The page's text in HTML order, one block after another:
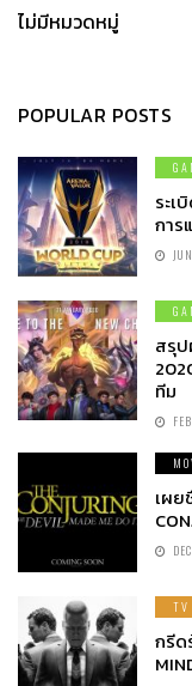
ไม่มีหมวดหมู่
POPULAR POSTS
ระเ
การ
สรุป
ทีม
เผย
TV
กรีด